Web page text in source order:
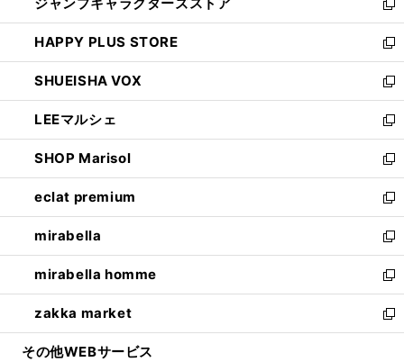
く
ィ
ン
ド
ウ
で
開
く
い
ウ
ィ
ン
ド
ウ
で
開
く
ジャンプキャラクターズストア
新
し
い
ウ
ィ
ン
ド
ウ
で
開
く
HAPPY PLUS STORE
新
し
い
ウ
ィ
ン
ド
ウ
で
開
く
SHUEISHA VOX
新
し
い
ウ
ィ
ン
ド
ウ
で
開
く
LEEマルシェ
新
し
い
ウ
ィ
ン
ド
ウ
で
開
く
SHOP Marisol
新
し
い
ウ
ィ
ン
ド
ウ
で
開
eclat premium
新
し
い
ウ
ィ
ン
ド
ウ
mirabella
新
し
い
ウ
ィ
ン
mirabella homme
新
し
い
ウ
zakka market
新
し
その他WEBサービス